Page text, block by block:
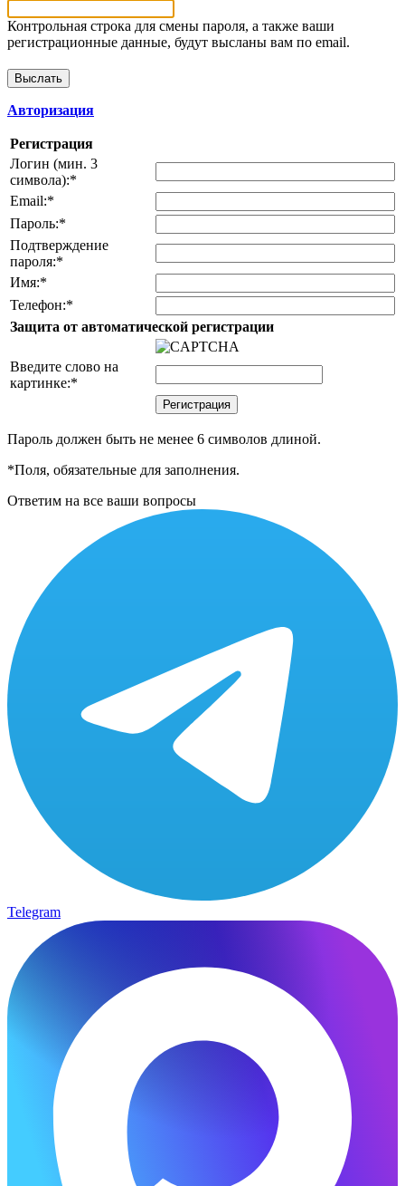
Контрольная строка для смены пароля, а также ваши
регистрационные данные, будут высланы вам по email.
Авторизация
Регистрация
Логин (мин. 3
символа):*
Email:*
Пароль:*
Подтверждение
пароля:*
Имя:*
Телефон:*
Защита от автоматической регистрации
Введите слово на
картинке:*
Пароль должен быть не менее 6 символов длиной.
*Поля, обязательные для заполнения.
Ответим на все ваши вопросы
Telegram